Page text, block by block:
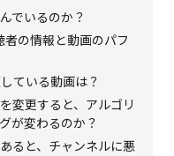
でいるのか？
の情報と動画のパフ
ている動画は？
変更すると、アルゴリ
が変わるのか？
ると、チャンネルに悪